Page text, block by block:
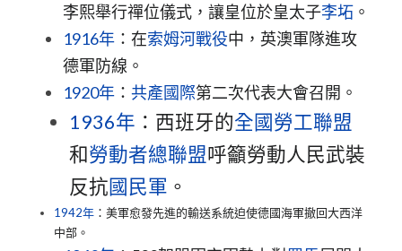
李熙舉行禪位儀式，讓皇位於皇太子李坧 。
1916年 ：在索姆河戰役中，英澳軍隊進攻
德軍防線。
1920年 ： 共產國際第二次代表大會召開。
1936年 ：西班牙的全國勞工聯盟
和勞動者總聯盟呼籲勞動人民武裝
反抗國民軍 。
1942年 ：美軍愈發先進的輸送系統迫使德國海軍撤回大西洋
中部。